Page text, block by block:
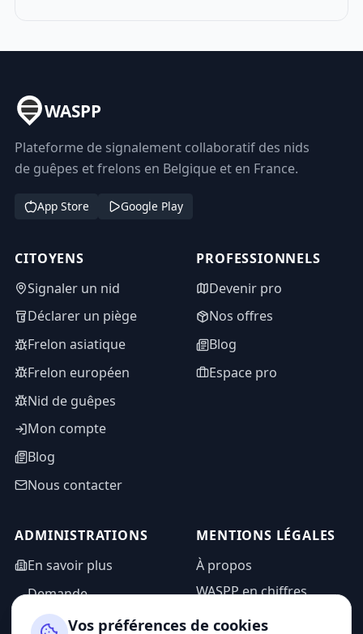
WASPP
Plateforme de signalement collaboratif des nids
de guêpes et frelons en Belgique et en France.
App Store Google Play
CITOYENS
Signaler un nid
Déclarer un piège
Frelon asiatique
Frelon européen
Nid de guêpes
Mon compte
Blog
Nous contacter
PROFESSIONNELS
Devenir pro
Nos offres
Blog
Espace pro
ADMINISTRATIONS
En savoir plus
Demande
d'information
MENTIONS LÉGALES
À propos
WASPP en chiffres
Mentions légales
Vos préférences de cookies